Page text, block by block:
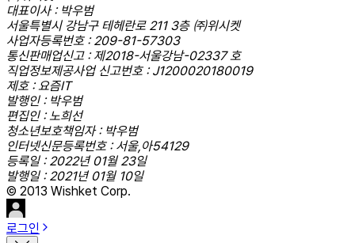
대표이사 : 박우범
서울특별시 강남구 테헤란로 211 3층 ㈜위시켓
사업자등록번호 : 209-81-57303
통신판매업신고 : 제2018-서울강남-02337 호
직업정보제공사업 신고번호 : J1200020180019
제호 : 요즘IT
발행인 : 박우범
편집인 : 노희선
청소년보호책임자 : 박우범
인터넷신문등록번호 : 서울,아54129
등록일 : 2022년 01월 23일
발행일 : 2021년 01월 10일
© 2013 Wishket Corp.
로그인